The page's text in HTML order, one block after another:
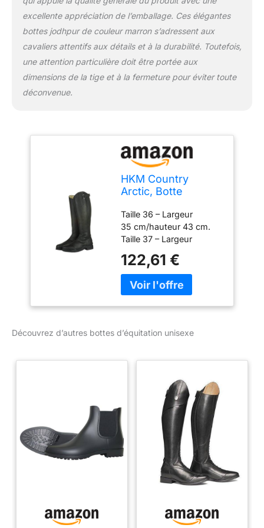
excellente appréciation de l’emballage. Ces élégantes
bottes jodhpur de couleur marron s’adressent aux
cavaliers attentifs aux détails et à la durabilité. Toutefois,
une attention particulière doit être portée aux
dimensions de la tige et à la fermeture pour éviter toute
déconvenue.
HKM Country
Arctic, Botte
Noir, 41 EU
Taille 36 – Largeur
35 cm/hauteur 43 cm.
Taille 37 – Largeur
Taille 38 – Largeur
37 cm/hauteur 44 cm.
Taille 39 – Largeur
122,61 €
Découvrez d’autres bottes d’équitation unisexe